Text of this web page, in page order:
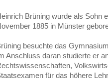
Brüning wurde als Sohn
1885 in Münster
besuchte das
Anschluss daran studierte er
für das höhere